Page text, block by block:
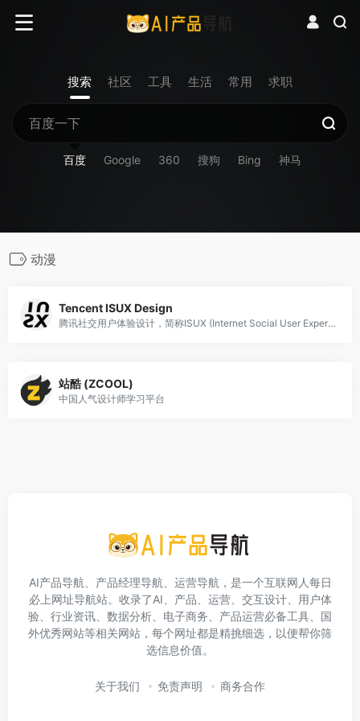
搜索 社区 工具 生活 常用 求职
百度 Google 360 搜狗 Bing 神马
动漫
Tencent ISUX Design
腾讯社交用户体验设计，简称ISUX (Internet Social User Experience)，成立于2011年1月11日，是腾讯集团核心、全球最具规模的UX设计团队，专业成员包括用户研究、交互设计、视觉设计、品牌设计、视频动画设计、UI开发、产品设计与市场研究等，至今ISUX分布于中国深圳总部、北京、上海、成都及韩国首尔。
站酷 (ZCOOL)
中国人气设计师学习平台
AI产品导航、产品经理导航、运营导航，是一个互联网人每日
必上网址导航站。收录了AI、产品、运营、交互设计、用户体
验、行业资讯、数据分析、电子商务、产品运营必备工具、国
外优秀网站等相关网站，每个网址都是精挑细选，以便帮你筛
选信息价值。
关于我们 免责声明 商务合作